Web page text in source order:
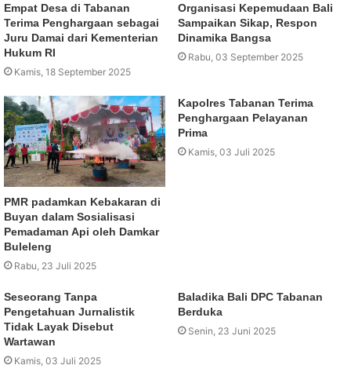
Empat Desa di Tabanan
Terima Penghargaan sebagai
Juru Damai dari Kementerian
Hukum RI
Kamis, 18 September 2025
Organisasi Kepemudaan Bali
Sampaikan Sikap, Respon
Dinamika Bangsa
Rabu, 03 September 2025
PMR padamkan Kebakaran di
Buyan dalam Sosialisasi
Pemadaman Api oleh Damkar
Buleleng
Rabu, 23 Juli 2025
Kapolres Tabanan Terima
Penghargaan Pelayanan
Prima
Kamis, 03 Juli 2025
Seseorang Tanpa
Pengetahuan Jurnalistik
Tidak Layak Disebut
Wartawan
Kamis, 03 Juli 2025
Baladika Bali DPC Tabanan
Berduka
Senin, 23 Juni 2025